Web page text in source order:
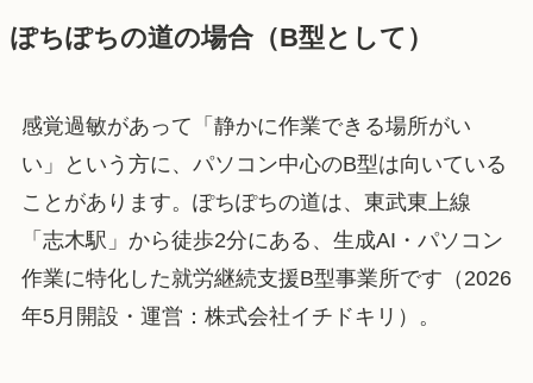
ぽちぽちの道の場合（B型として）
感覚過敏があって「静かに作業できる場所がい
い」という方に、パソコン中心のB型は向いている
ことがあります。ぽちぽちの道は、東武東上線
「志木駅」から徒歩2分にある、生成AI・パソコン
作業に特化した就労継続支援B型事業所です（2026
年5月開設・運営：株式会社イチドキリ）。